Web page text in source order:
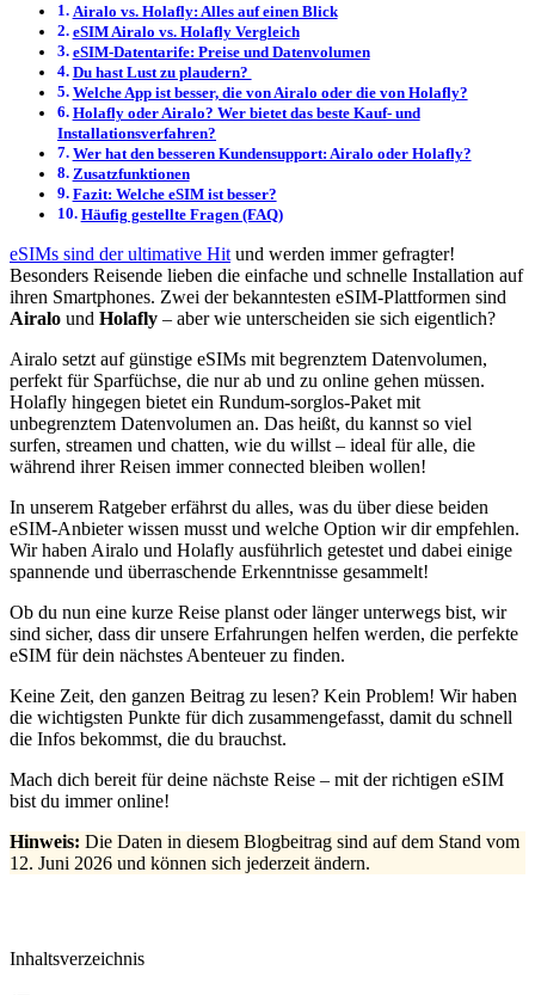
Airalo vs. Holafly: Alles auf einen Blick
eSIM Airalo vs. Holafly Vergleich
eSIM-Datentarife: Preise und Datenvolumen
Du hast Lust zu plaudern?
Welche App ist besser, die von Airalo oder die von Holafly?
Holafly oder Airalo? Wer bietet das beste Kauf- und
Installationsverfahren?
Wer hat den besseren Kundensupport: Airalo oder Holafly?
Zusatzfunktionen
Fazit: Welche eSIM ist besser?
Häufig gestellte Fragen (FAQ)
eSIMs sind der ultimative Hit und werden immer gefragter!
Besonders Reisende lieben die einfache und schnelle Installation auf
ihren Smartphones. Zwei der bekanntesten eSIM-Plattformen sind
Airalo und Holafly – aber wie unterscheiden sie sich eigentlich?
Airalo setzt auf günstige eSIMs mit begrenztem Datenvolumen,
perfekt für Sparfüchse, die nur ab und zu online gehen müssen.
Holafly hingegen bietet ein Rundum-sorglos-Paket mit
unbegrenztem Datenvolumen an. Das heißt, du kannst so viel
surfen, streamen und chatten, wie du willst – ideal für alle, die
während ihrer Reisen immer connected bleiben wollen!
In unserem Ratgeber erfährst du alles, was du über diese beiden
eSIM-Anbieter wissen musst und welche Option wir dir empfehlen.
Wir haben Airalo und Holafly ausführlich getestet und dabei einige
spannende und überraschende Erkenntnisse gesammelt!
Ob du nun eine kurze Reise planst oder länger unterwegs bist, wir
sind sicher, dass dir unsere Erfahrungen helfen werden, die perfekte
eSIM für dein nächstes Abenteuer zu finden.
Keine Zeit, den ganzen Beitrag zu lesen? Kein Problem! Wir haben
die wichtigsten Punkte für dich zusammengefasst, damit du schnell
die Infos bekommst, die du brauchst.
Mach dich bereit für deine nächste Reise – mit der richtigen eSIM
bist du immer online!
Hinweis: Die Daten in diesem Blogbeitrag sind auf dem Stand vom
12. Juni 2026 und können sich jederzeit ändern.
Inhaltsverzeichnis